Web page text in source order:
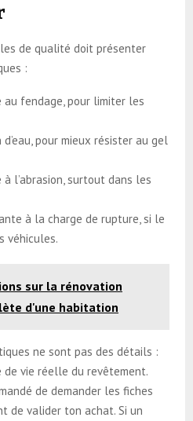
de qualité doit présenter
:
au fendage, pour limiter les
pour mieux résister au gel
l’abrasion, surtout dans les
à la charge de rupture, si le
véhicules.
sur la rénovation
d'une habitation
ne sont pas des détails :
vie réelle du revêtement.
de demander les fiches
de valider ton achat. Si un